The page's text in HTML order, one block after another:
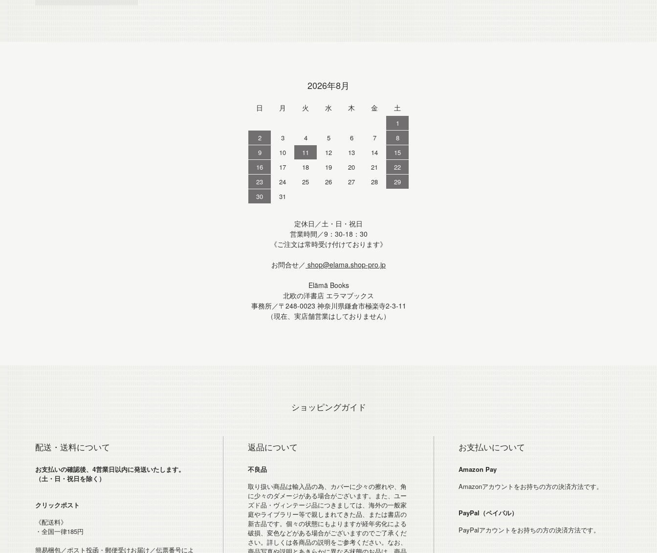
2026年8月
日 月 火 水 木 金 土
1
2
3 4 5 6 7
8
9
10 11 12 13 14
15
16
17 18 19 20 21
22
23
24 25 26 27 28
29
30
31
定休日／土・日・祝日
営業時間／9：30-18：30
《ご注文は常時受け付けております》
お問合せ／ shop@elama.shop-pro.jp
Elämä Books
北欧の洋書店 エラマブックス
事務所／〒248-0023 神奈川県鎌倉市極楽寺2-3-11
（現在、実店舗営業はしておりません）
ショッピングガイド
配送・送料について
お支払いの確認後、4営業日以内に発送いたします。
（土・日・祝日を除く）
クリックポスト
《配送料》
・全国一律185円
簡易梱包／ポスト投函・郵便受けお届け／伝票番号によ
返品について
不良品
取り扱い商品は輸入品の為、カバーに少々の擦れや、角
に少々のダメージがある場合がございます。また、ユー
ズド品・ヴィンテージ品につきましては、海外の一般家
庭やライブラリー等で親しまれてきた品、または書店の
新古品です。個々の状態にもよりますが経年劣化による
破損、変色などがある場合がございますのでご了承くだ
さい。詳しくは各商品の説明をご参考ください。なお、
お支払いについて
Amazon Pay
Amazonアカウントをお持ちの方の決済方法です。
PayPal（ペイパル）
PayPalアカウントをお持ちの方の決済方法です。